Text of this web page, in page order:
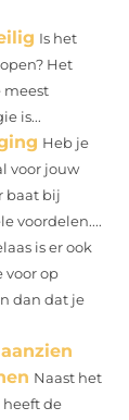
Is het
Het
meest
is...
Heb je
voor jouw
baat bij
voordelen....
is er ook
voor op
dan dat je
Naast het
heeft de